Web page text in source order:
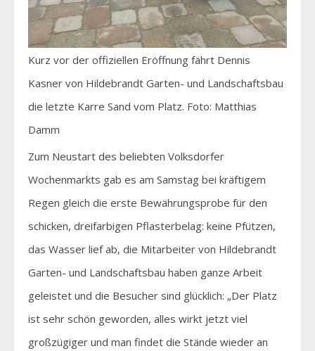
Kurz vor der offiziellen Eröffnung fährt Dennis
Kasner von Hildebrandt Garten- und Landschaftsbau
die letzte Karre Sand vom Platz. Foto: Matthias
Damm
Zum Neustart des beliebten Volksdorfer
Wochenmarkts gab es am Samstag bei kräftigem
Regen gleich die erste Bewährungsprobe für den
schicken, dreifarbigen Pflasterbelag: keine Pfützen,
das Wasser lief ab, die Mitarbeiter von Hildebrandt
Garten- und Landschaftsbau haben ganze Arbeit
geleistet und die Besucher sind glücklich: „Der Platz
ist sehr schön geworden, alles wirkt jetzt viel
großzügiger und man findet die Stände wieder an